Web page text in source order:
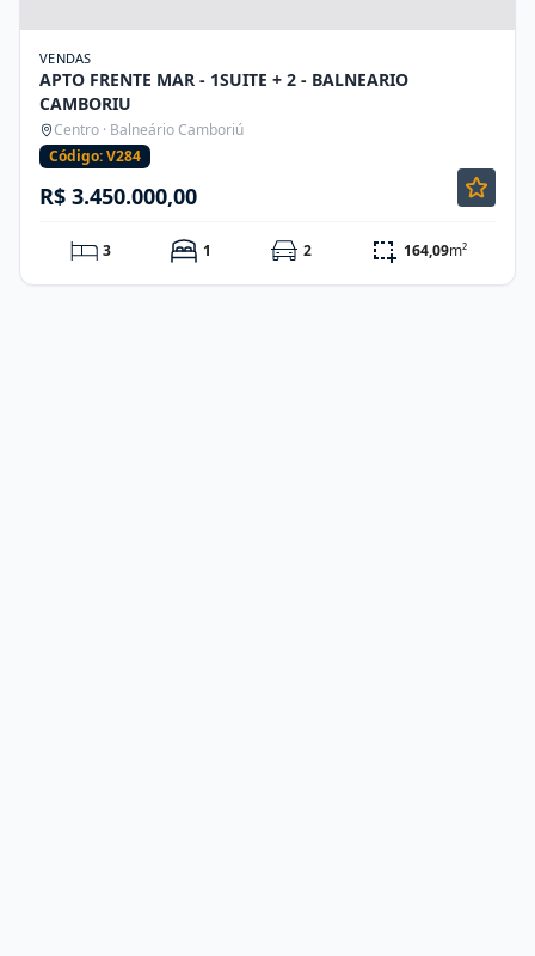
VENDAS
APTO FRENTE MAR - 1SUITE + 2 - BALNEARIO
CAMBORIU
Centro · Balneário Camboriú
Código: V284
R$ 3.450.000,00
3 1 2 164,09m²